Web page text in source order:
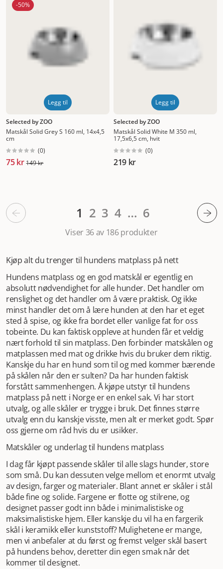
-50%
Legg til
Selected by ZOO
Matskål Solid Grey S 160 ml, 14x4,5
cm
(0)
75 kr 149 kr
Legg til
Selected by ZOO
Matskål Solid White M 350 ml,
17,5x6,5 cm, hvit
(0)
219 kr
1 2 3 4 … 6
Viser 36 av 186produkter
Kjøp alt du trenger til hundens matplass på nett
Hundens matplass og en god matskål er egentlig en
absolutt nødvendighet for alle hunder. Det handler om
renslighet og det handler om å være praktisk. Og ikke
minst handler det om å lære hunden at den har et eget
sted å spise, og ikke fra bordet eller vanlige fat for oss
tobeinte. Du kan faktisk oppleve at hunden får et veldig
nært forhold til sin matplass. Den forbinder matskålen og
matplassen med mat og drikke hvis du bruker dem riktig.
Kanskje du har en hund som til og med kommer bærende
på skålen når den er sulten? Da har hunden faktisk
forstått sammenhengen. Å kjøpe utstyr til hundens
matplass på nett i Norge er en enkel sak. Vi har stort
utvalg, og alle skåler er trygge i bruk. Det finnes større
utvalg enn du kanskje visste, men alt er merket godt. Spør
oss gjerne om råd hvis du er usikker.
Matskåler og underlag til hundens matplass
I dag får kjøpt passende skåler til alle slags hunder, store
som små. Du kan dessuten velge mellom et enormt utvalg
av design, farger og materialer. Blant annet er skåler i stål
både fine og solide. Fargene er flotte og stilrene, og
designet passer godt inn både i minimalistiske og
maksimalistiske hjem. Eller kanskje du vil ha en fargerik
skål i keramikk eller kunststoff? Mulighetene er mange,
men vi anbefaler at du først og fremst velger skål basert
på hundens behov, deretter din egen smak når det
kommer til designet.